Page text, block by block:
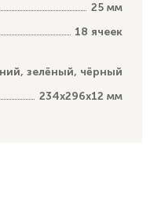
25 мм
18 ячеек
зелёный, чёрный
234х296х12 мм